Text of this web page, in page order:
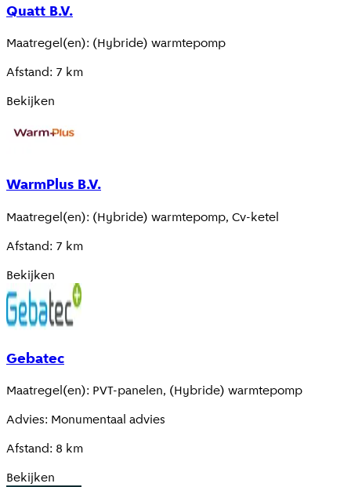
Quatt B.V.
Maatregel(en): (Hybride) warmtepomp
Afstand: 7 km
Bekijken
WarmPlus B.V.
Maatregel(en): (Hybride) warmtepomp, Cv-ketel
Afstand: 7 km
Bekijken
Gebatec
Maatregel(en): PVT-panelen, (Hybride) warmtepomp
Advies: Monumentaal advies
Afstand: 8 km
Bekijken